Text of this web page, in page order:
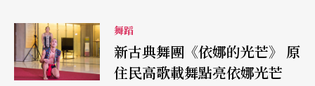
舞蹈
新古典舞團《依娜的光芒》 原
住民高歌載舞點亮依娜光芒